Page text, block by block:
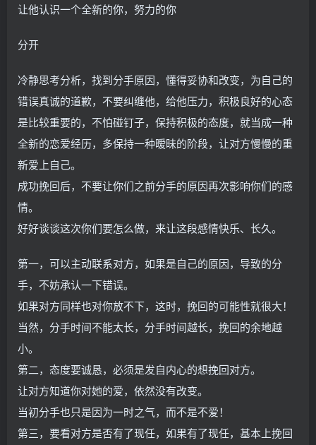
让他认识一个全新的你，努力的你
分开
冷静思考分析，找到分手原因，懂得妥协和改变，为自己的
错误真诚的道歉，不要纠缠他，给他压力，积极良好的心态
是比较重要的，不怕碰钉子，保持积极的态度，就当成一种
全新的恋爱经历，多保持一种暧昧的阶段，让对方慢慢的重
新爱上自己。
成功挽回后，不要让你们之前分手的原因再次影响你们的感
情。
好好谈谈这次你们要怎么做，来让这段感情快乐、长久。
第一，可以主动联系对方，如果是自己的原因，导致的分
手，不妨承认一下错误。
如果对方同样也对你放不下，这时，挽回的可能性就很大！
当然，分手时间不能太长，分手时间越长，挽回的余地越
小。
第二，态度要诚恳，必须是发自内心的想挽回对方。
让对方知道你对她的爱，依然没有改变。
当初分手也只是因为一时之气，而不是不爱！
第三，要看对方是否有了现任，如果有了现任，基本上挽回